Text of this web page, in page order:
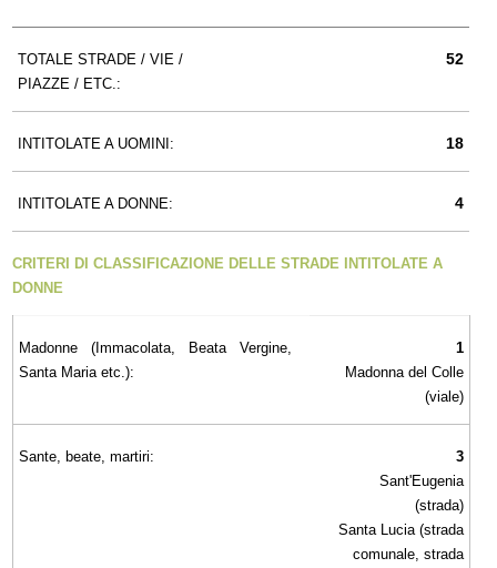
TOTALE STRADE / VIE /
PIAZZE / ETC.:
52
INTITOLATE A UOMINI: 18
INTITOLATE A DONNE: 4
CRITERI DI CLASSIFICAZIONE DELLE STRADE INTITOLATE A
DONNE
Madonne (Immacolata, Beata Vergine,
Santa Maria etc.):
1
Madonna del Colle
(viale)
Sante, beate, martiri:
3
Sant'Eugenia
(strada)
Santa Lucia (strada
comunale, strada